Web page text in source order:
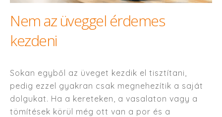
Nem az üveggel érdemes
kezdeni
Sokan egyből az üveget kezdik el tisztítani,
pedig ezzel gyakran csak megnehezítik a saját
dolgukat. Ha a kereteken, a vasalaton vagy a
tömítések körül még ott van a por és a